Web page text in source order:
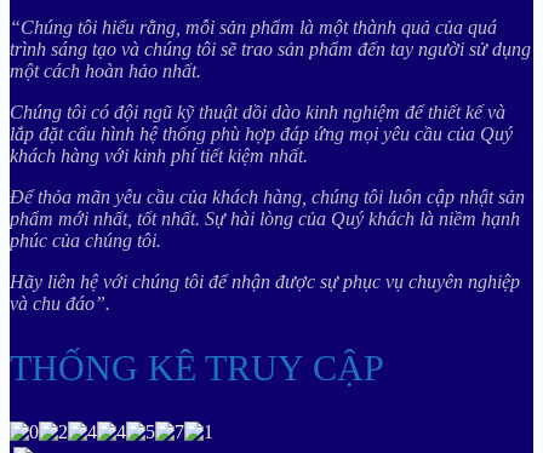
“Chúng tôi hiểu rằng, mỗi sản phẩm là một thành quả của quá
trình sáng tạo và chúng tôi sẽ trao sản phẩm đến tay người sử dụng
một cách hoàn hảo nhất.
Chúng tôi có đội ngũ kỹ thuật dồi dào kinh nghiệm để thiết kế và
lắp đặt cấu hình hệ thống phù hợp đáp ứng mọi yêu cầu của Quý
khách hàng với kinh phí tiết kiệm nhất.
Để thỏa mãn yêu cầu của khách hàng, chúng tôi luôn cập nhật sản
phẩm mới nhất, tốt nhất. Sự hài lòng của Quý khách là niềm hạnh
phúc của chúng tôi.
Hãy liên hệ với chúng tôi để nhận được sự phục vụ chuyên nghiệp
và chu đáo”.
THỐNG KÊ TRUY CẬP